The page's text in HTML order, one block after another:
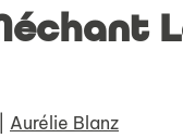
Aurélie Blanz